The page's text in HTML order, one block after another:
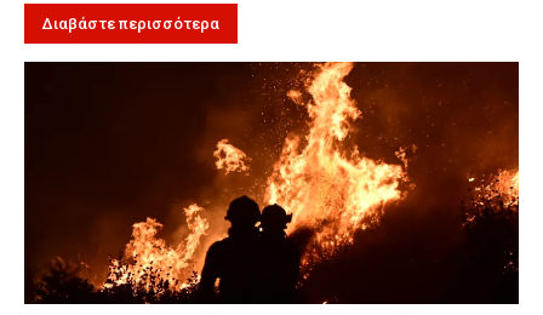
Διαβάστε περισσότερα